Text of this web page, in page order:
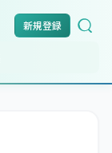
新規登録